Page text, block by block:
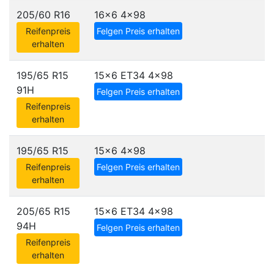
205/60 R16
Reifenpreis
erhalten
16x6 4x98
Felgen Preis erhalten
195/65 R15
91H
Reifenpreis
erhalten
15x6 ET34 4x98
Felgen Preis erhalten
195/65 R15
Reifenpreis
erhalten
15x6 4x98
Felgen Preis erhalten
205/65 R15
94H
Reifenpreis
erhalten
15x6 ET34 4x98
Felgen Preis erhalten